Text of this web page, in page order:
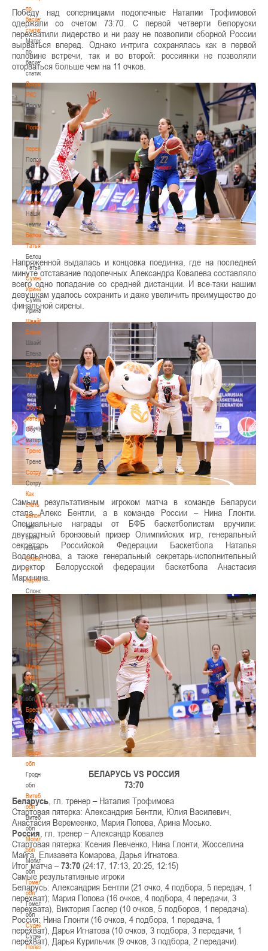
по
баскетбольной
статистике
Материалы
по
баскетбольной
статистике
Документы
РКС
Документы
РКС
Положение
о
переходах
Положение
о
переходах
Наши
чемпионы
Наши
чемпионы
Белошапко
Татьяна
Белошапко
Татьяна
Сумникова
Ирина
Сумникова
Ирина
Швайбович
Елена
Швайбович
Елена
Едешко
Иван
Едешко
Иван
Обучающие
материалы
Обучающие
материалы
Тренерам
Тренерам
Сотрудничество
Сотрудничество
Как
стать
волонтером
Как
стать
волонтером
Спонсоры
и
партнеры
Спонсоры
и
партнеры
Школы
Школы
Минск
Минск
Минская
обл
Минская
обл
Брестская
обл
Брестская
обл
Гродненская
обл
Гродненская
обл
Витебская
обл
Витебская
обл
Могилевская
обл
Могилевская
обл
Гомельская
обл
Гомельская
обл
Судейство
Судейство
Полезные
Победу над соперницами подопечные Наталии Трофимовой
одержали со счетом 73:70. С первой четверти белоруски
перехватили лидерство и ни разу не позволили сборной России
вырваться вперед. Однако интрига сохранялась как в первой
половине встречи, так и во второй: россиянки не позволяли
оторваться больше чем на 11 очков.
Напряженной выдалась и концовка поединка, где на последней
минуте отставание подопечных Александра Ковалева составляло
всего одно попадание со средней дистанции. И все-таки нашим
девушкам удалось сохранить и даже увеличить преимущество до
финальной сирены.
Самым результативным игроком матча в команде Беларуси
стала Алекс Бентли, а в команде России – Нина Глонти.
Специальные награды от БФБ баскетболистам вручили:
двукратный бронзовый призер Олимпийских игр, генеральный
секретарь Российской Федерации Баскетбола Наталья
Водопьянова, а также генеральный секретарь-исполнительный
директор Белорусской федерации баскетбола Анастасия
Маринина.
БЕЛАРУСЬ VS РОССИЯ
73:70
Беларусь , гл. тренер – Наталия Трофимова
Стартовая пятерка: Александрия Бентли, Юлия Василевич,
Анастасия Веремеенко, Мария Попова, Арина Мосько.
Россия , гл. тренер – Александр Ковалев
Стартовая пятерка: Ксения Левченко, Нина Глонти, Жосселина
Майга, Елизавета Комарова, Дарья Игнатова.
Итог матча –73:70 (24:17, 17:13, 20:25, 12:15)
Самые результативные игроки
Беларусь: Александрия Бентли (21 очко, 4 подбора, 5 передач, 1
перехват); Мария Попова (16 очков, 4 подбора, 4 передачи, 3
перехвата), Виктория Гаспер (10 очков, 5 подборов, 1 передача).
Россия: Нина Глонти (16 очков, 4 подбора, 1 передача, 1
перехват), Дарья Игнатова (10 очков, 3 подбора, 3 передачи, 1
перехват), Дарья Курильчик (9 очков, 3 подбора, 2 передачи).